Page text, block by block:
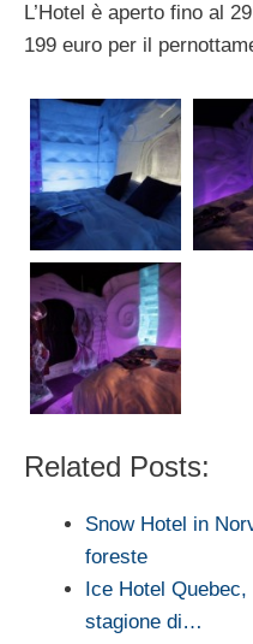
L’Hotel è aperto fino al
199 euro per il
Related Posts:
Snow Hotel in
foreste
Ice Hotel
stagione di…